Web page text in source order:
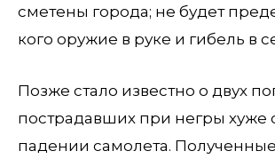
сметены города; не будет
кого оружие в руке и гибель в
Позже стало известно о двух
пострадавших при негры хуже
падении самолета.